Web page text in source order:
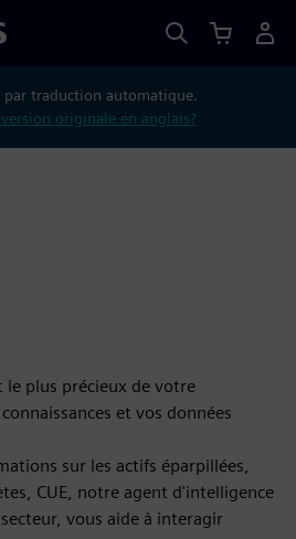
par traduction automatique.
originale en anglais?
le plus précieux de votre
et vos données
sur les actifs éparpillées,
CUE, notre agent d'intelligence
vous aide à interagir